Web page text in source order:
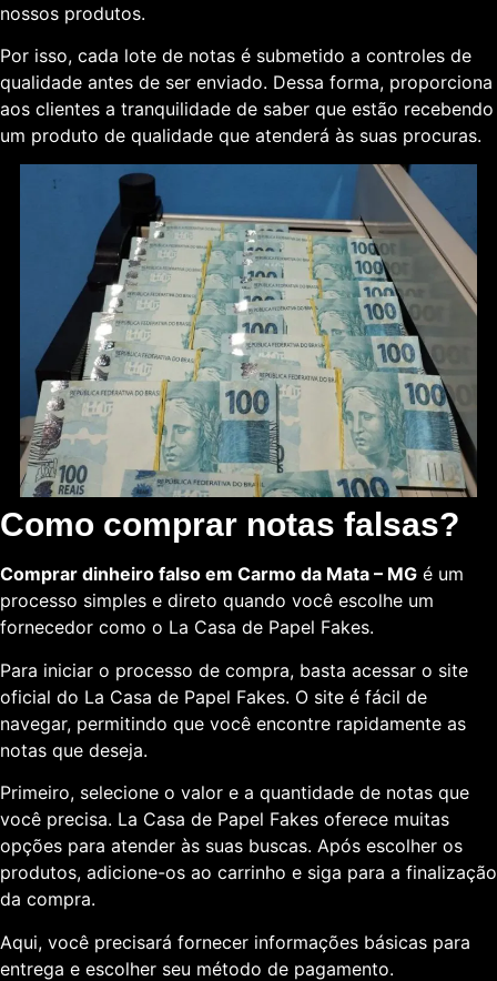
nossos produtos.
Por isso, cada lote de notas é submetido a controles de
qualidade antes de ser enviado. Dessa forma, proporciona
aos clientes a tranquilidade de saber que estão recebendo
um produto de qualidade que atenderá às suas procuras.
Como comprar notas falsas?
Comprar dinheiro falso em Carmo da Mata – MG é um
processo simples e direto quando você escolhe um
fornecedor como o La Casa de Papel Fakes.
Para iniciar o processo de compra, basta acessar o site
oficial do La Casa de Papel Fakes. O site é fácil de
navegar, permitindo que você encontre rapidamente as
notas que deseja.
Primeiro, selecione o valor e a quantidade de notas que
você precisa. La Casa de Papel Fakes oferece muitas
opções para atender às suas buscas. Após escolher os
produtos, adicione-os ao carrinho e siga para a finalização
da compra.
Aqui, você precisará fornecer informações básicas para
entrega e escolher seu método de pagamento.